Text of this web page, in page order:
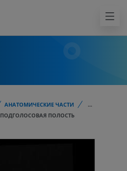
АНАТОМИЧЕСКИЕ ЧАСТИ
...
ПОДГОЛОСОВАЯ ПОЛОСТЬ